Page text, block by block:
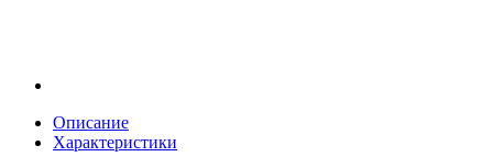
Описание
Характеристики